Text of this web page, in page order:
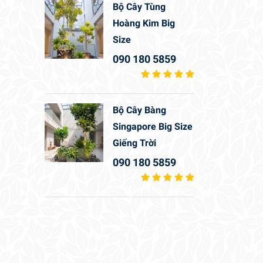
Bộ Cây Tùng
Hoàng Kim Big
Size
090 180 5859
Bộ Cây Bàng
Singapore Big Size
Giếng Trời
090 180 5859